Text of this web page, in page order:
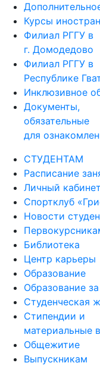
Курсы
Филиал РГГУ в
г. Домодедово
Филиал РГГУ в
Республике
Инклюзивное
Документы,
обязательные
для
СТУДЕНТАМ
Расписание
Личный
Спортклуб
Новости
Библиотека
Центр карьеры
Образование
Образование
Студенческая
Стипендии и
материальные
Общежитие
Выпускникам